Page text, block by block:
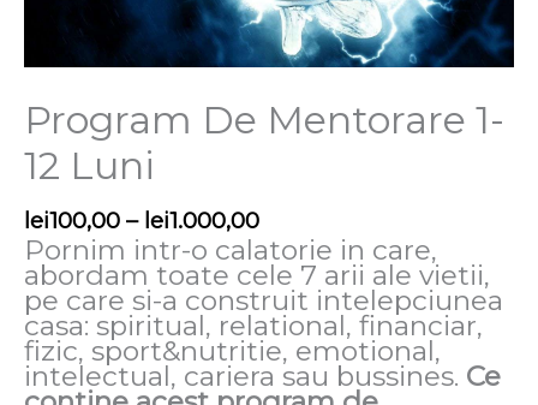
Program De Mentorare 1-
12 Luni
lei100,00 – lei1.000,00
Pornim intr-o calatorie in care,
abordam toate cele 7 arii ale vietii,
pe care si-a construit intelepciunea
casa: spiritual, relational, financiar,
fizic, sport&nutritie, emotional,
intelectual, cariera sau bussines. Ce